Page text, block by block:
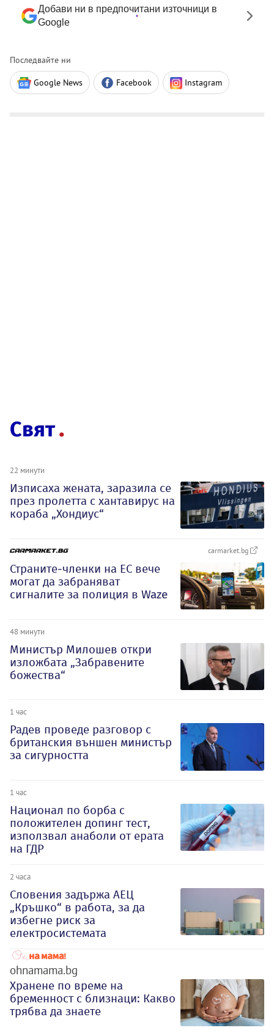
Добави ни в предпочитани източници в
Google
Последвайте ни
Google News Facebook Instagram
Свят
22 минути
Изписаха жената, заразила се
през пролетта с хантавирус на
кораба „Хондиус“
carmarket.bg
Страните-членки на ЕС вече
могат да забраняват
сигналите за полиция в Waze
48 минути
Министър Милошев откри
изложбата „Забравените
божества“
1 час
Радев проведе разговор с
британския външен министър
за сигурността
1 час
Национал по борба с
положителен допинг тест,
използвал анаболи от ерата
на ГДР
2 часа
Словения задържа АЕЦ
„Кръшко“ в работа, за да
избегне риск за
електросистемата
ohnamama.bg
Хранене по време на
бременност с близнаци: Какво
трябва да знаете